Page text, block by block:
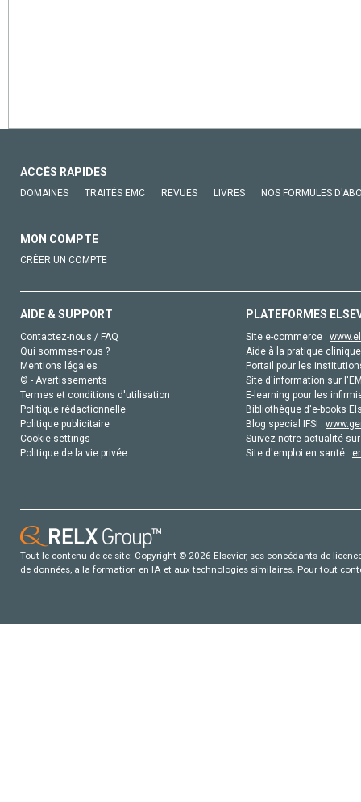
ACCÈS RAPIDES
DOMAINES TRAITÉS EMC REVUES LIVRES NOS FORMULES
MON COMPTE
CRÉER UN COMPTE
AIDE & SUPPORT
Contactez-nous / FAQ
Qui sommes-nous ?
Mentions légales
© - Avertissements
Termes et conditions d'utilisation
Politique rédactionnelle
Politique publicitaire
Cookie settings
Politique de la vie privée
PLATEFORMES
Site e-commerce :
Aide à la pratique
Portail pour les
Site d'information sur
E-learning pour les
Bibliothèque d'e-books
Blog special IFSI :
Suivez notre actualité
Site d'emploi en santé :
Tout le contenu de ce site: Copyright © 2026 Elsevier, ses concédants de
de données, a la formation en IA et aux technologies similaires. Pour tout